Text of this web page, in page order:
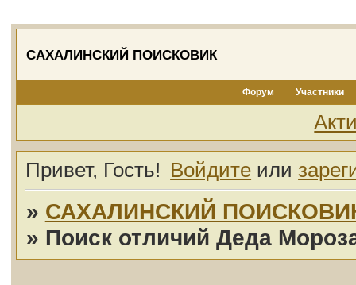
САХАЛИНСКИЙ ПОИСКОВИК
Форум Участники
Привет, Гость! Войдите или
» САХАЛИНСКИЙ
» Поиск отличий Деда